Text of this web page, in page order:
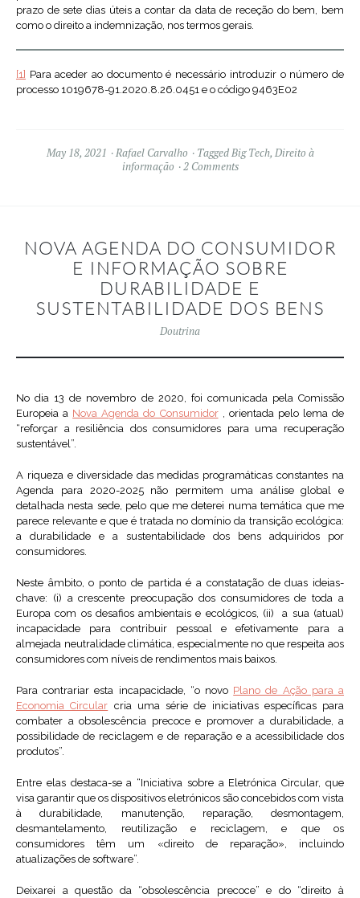
prazo de sete dias úteis a contar da data de receção do bem, bem
como o direito a indemnização, nos termos gerais.
[1] Para aceder ao documento é necessário introduzir o número de
processo 1019678-91.2020.8.26.0451 e o código 9463E02
May 18, 2021 Rafael Carvalho TaggedBig Tech, Direito à
informação
2 Comments
NOVA AGENDA DO CONSUMIDOR
E INFORMAÇÃO SOBRE
DURABILIDADE E
SUSTENTABILIDADE DOS BENS
Doutrina
No dia 13 de novembro de 2020, foi comunicada pela Comissão
Europeia a Nova Agenda do Consumidor, orientada pelo lema de
“reforçar a resiliência dos consumidores para uma recuperação
sustentável”.
A riqueza e diversidade das medidas programáticas constantes na
Agenda para 2020-2025 não permitem uma análise global e
detalhada nesta sede, pelo que me deterei numa temática que me
parece relevante e que é tratada no domínio da transição ecológica:
a durabilidade e a sustentabilidade dos bens adquiridos por
consumidores.
Neste âmbito, o ponto de partida é a constatação de duas ideias-
chave: (i) a crescente preocupação dos consumidores de toda a
Europa com os desafios ambientais e ecológicos, (ii) a sua (atual)
incapacidade para contribuir pessoal e efetivamente para a
almejada neutralidade climática, especialmente no que respeita aos
consumidores com níveis de rendimentos mais baixos.
Para contrariar esta incapacidade, “o novo Plano de Ação para a
Economia Circular cria uma série de iniciativas específicas para
combater a obsolescência precoce e promover a durabilidade, a
possibilidade de reciclagem e de reparação e a acessibilidade dos
produtos”.
Entre elas destaca-se a “Iniciativa sobre a Eletrónica Circular, que
visa garantir que os dispositivos eletrónicos são concebidos com vista
à durabilidade, manutenção, reparação, desmontagem,
desmantelamento, reutilização e reciclagem, e que os
consumidores têm um «direito de reparação», incluindo
atualizações de software”.
Deixarei a questão da “obsolescência precoce” e do “direito à